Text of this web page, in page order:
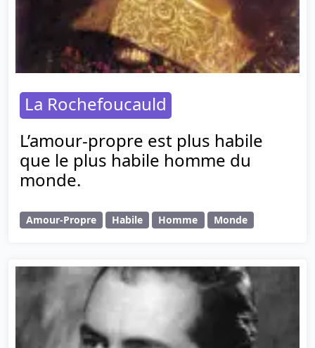
La Rochefoucauld
L’amour-propre est plus habile
que le plus habile homme du
monde.
Amour-Propre Habile Homme Monde